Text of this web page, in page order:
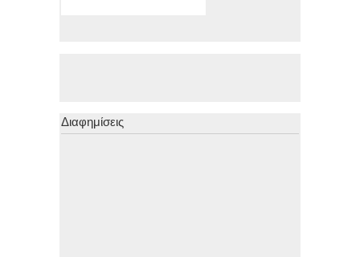
Διαφημίσεις